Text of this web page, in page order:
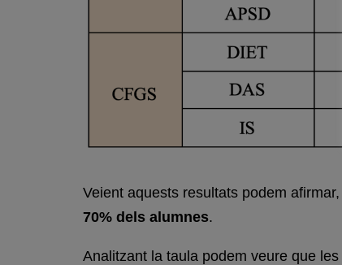
Veient aquests resultats podem
70% dels alumnes.
Analitzant la taula podem veure que